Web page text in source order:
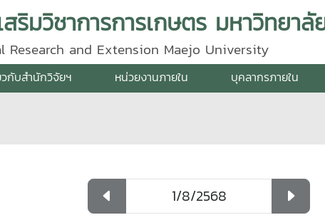
ริมวิชาการการเกษตร มหาวิทยาลั
Research and Extension Maejo University
วกับสำนักวิจัยฯ หน่วยงานภายใน บุคลากรภายใน